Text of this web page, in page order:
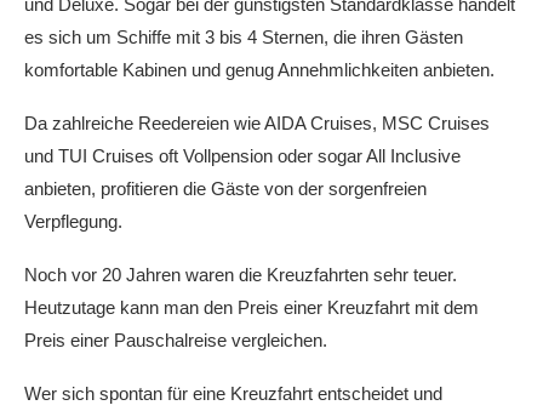
und Deluxe. Sogar bei der günstigsten Standardklasse handelt
es sich um Schiffe mit 3 bis 4 Sternen, die ihren Gästen
komfortable Kabinen und genug Annehmlichkeiten anbieten.
Da zahlreiche Reedereien wie AIDA Cruises, MSC Cruises
und TUI Cruises oft Vollpension oder sogar All Inclusive
anbieten, profitieren die Gäste von der sorgenfreien
Verpflegung.
Noch vor 20 Jahren waren die Kreuzfahrten sehr teuer.
Heutzutage kann man den Preis einer Kreuzfahrt mit dem
Preis einer Pauschalreise vergleichen.
Wer sich spontan für eine Kreuzfahrt entscheidet und